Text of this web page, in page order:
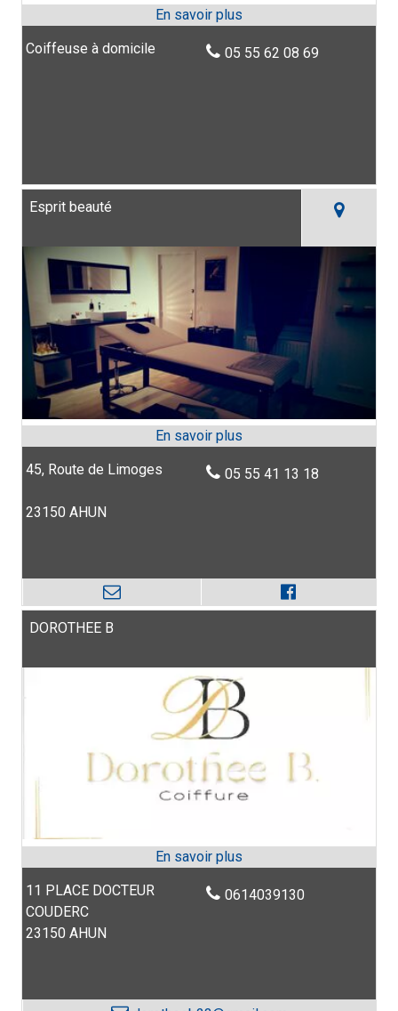
Coiffeuse à domicile 05 55 62 08 69
Esprit beauté
45, Route de Limoges
23150 AHUN
05 55 41 13 18
DOROTHEE B
11 PLACE DOCTEUR
COUDERC
23150 AHUN
0614039130